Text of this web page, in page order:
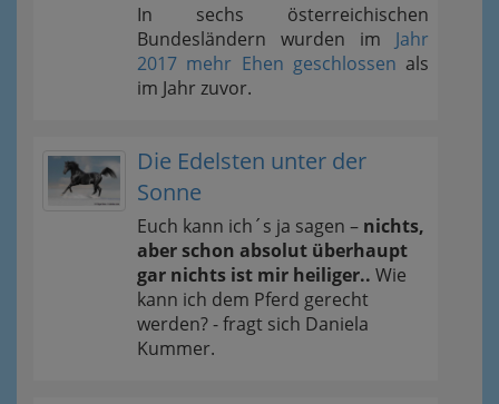
In sechs österreichischen
Bundesländern wurden im Jahr
2017 mehr Ehen geschlossen als
im Jahr zuvor.
Die Edelsten unter der
Sonne
Euch kann ich´s ja sagen – nichts,
aber schon absolut überhaupt
gar nichts ist mir heiliger.. Wie
kann ich dem Pferd gerecht
werden? - fragt sich Daniela
Kummer.